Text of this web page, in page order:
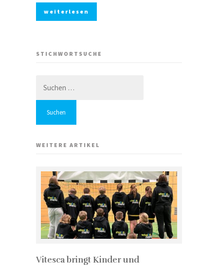
weiterlesen
STICHWORTSUCHE
nach:
WEITERE ARTIKEL
Vitesca bringt Kinder und